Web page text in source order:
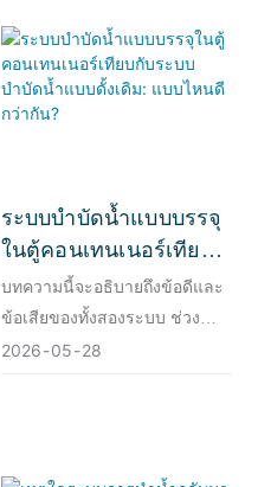
ระบบบำบัดน้ำแบบบรรจุ
ในตู้คอนเทนเนอร์เทียบ
กับระบบบำบัดน้ำแบบ
ดั้งเดิม: แบบไหนดีกว่า
กัน?
บทความนี้จะอธิบายถึงข้อดีและ
ข้อเสียของทั้งสองระบบ ช่วง
เวลาที่เหมาะสมที่สุดในการใช้
คุณ
2026 05 28